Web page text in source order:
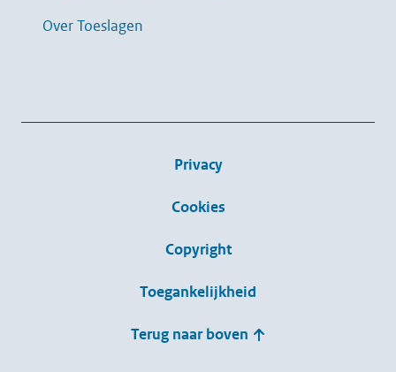
Over Toeslagen
Privacy
Cookies
Copyright
Toegankelijkheid
Terug naar boven